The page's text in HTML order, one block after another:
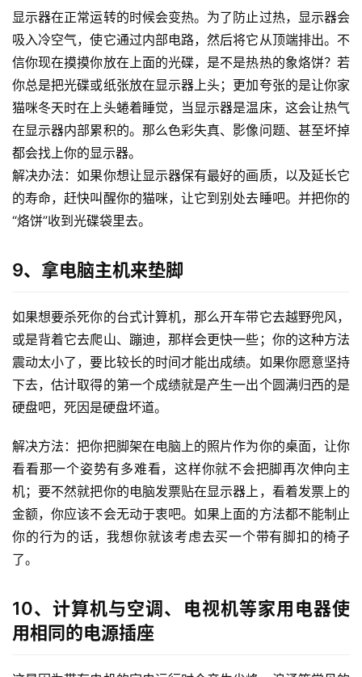
首
页
显示器在正常运转的时候会变热。为了防止过热，显示器会
吸入冷空气，使它通过内部电路，然后将它从顶端排出。不
信你现在摸摸你放在上面的光碟，是不是热热的象烙饼？若
你总是把光碟或纸张放在显示器上头；更加夸张的是让你家
猫咪冬天时在上头蜷着睡觉，当显示器是温床，这会让热气
在显示器内部累积的。那么色彩失真、影像问题、甚至坏掉
都会找上你的显示器。
解决办法：如果你想让显示器保有最好的画质，以及延长它
的寿命，赶快叫醒你的猫咪，让它到别处去睡吧。并把你的
“烙饼”收到光碟袋里去。
9、拿电脑主机来垫脚
如果想要杀死你的台式计算机，那么开车带它去越野兜风，
或是背着它去爬山、蹦迪，那样会更快一些；你的这种方法
震动太小了，要比较长的时间才能出成绩。如果你愿意坚持
下去，估计取得的第一个成绩就是产生一出个圆满归西的是
硬盘吧，死因是硬盘坏道。
解决方法：把你把脚架在电脑上的照片作为你的桌面，让你
看看那一个姿势有多难看，这样你就不会把脚再次伸向主
机；要不然就把你的电脑发票贴在显示器上，看着发票上的
金额，你应该不会无动于衷吧。如果上面的方法都不能制止
你的行为的话，我想你就该考虑去买一个带有脚扣的椅子
了。
10、计算机与空调、电视机等家用电器使
用相同的电源插座